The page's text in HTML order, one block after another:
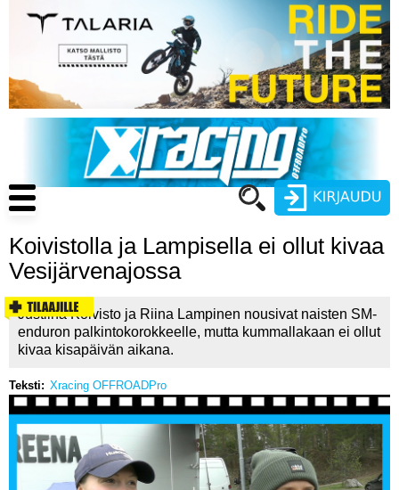
pääsisältöön
Käyttäjätunnus
Luo uusi käyttäjätili
Vaihda salasana
Main
navigation
ENDURO
MOTOCROSS
CROSS COUNTRY
MUUT LAJIT
YLEISTÄ ALALTA
Koivistolla ja Lampisella ei ollut kivaa
Vesijärvenajossa
Justiina Koivisto ja Riina Lampinen nousivat naisten SM-
enduron palkintokorokkeelle, mutta kummallakaan ei ollut
kivaa kisapäivän aikana.
Teksti Xracing OFFROADPro